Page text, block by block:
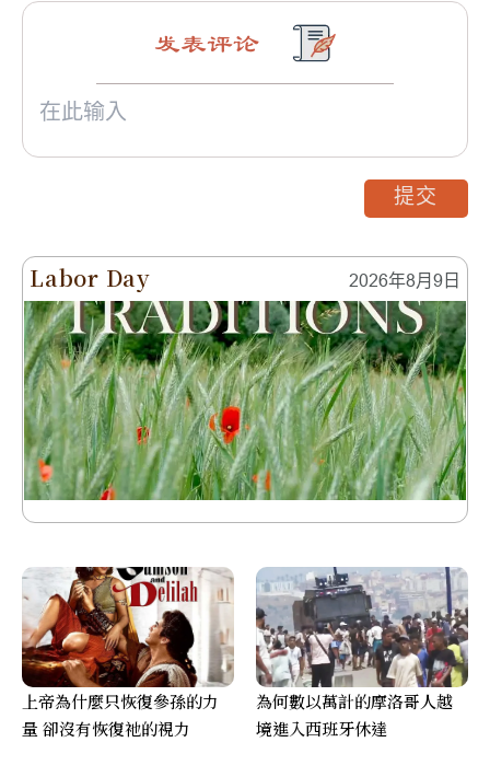
Labor Day 2026年8月9日
发表评论
提交
上帝為什麼只恢復參孫的力
量 卻沒有恢復祂的視力
為何數以萬計的摩洛哥人越
境進入西班牙休達